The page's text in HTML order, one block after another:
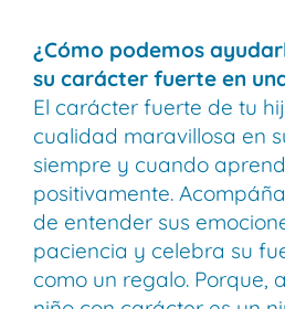
¿Cómo podemos
su carácter fuerte en
El carácter fuerte de tu
cualidad maravillosa en
siempre y cuando
positivamente.
de entender sus
paciencia y celebra su
como un regalo. Porque,